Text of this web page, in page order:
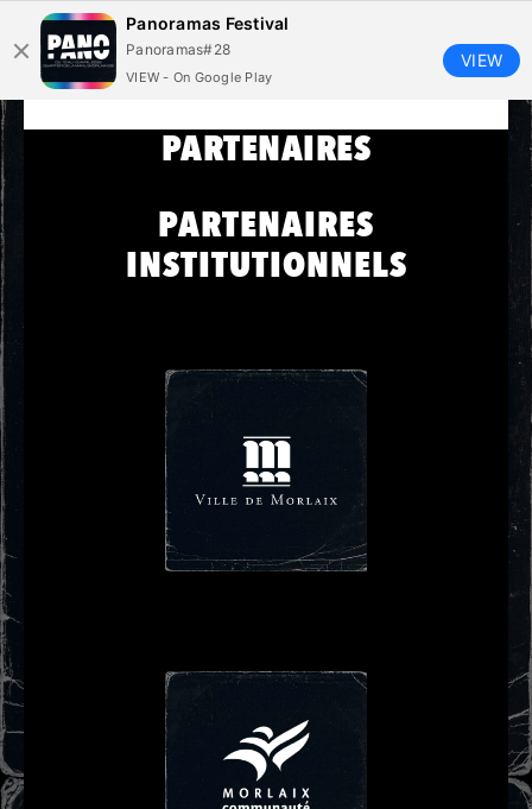
PARTENAIRES
PARTENAIRES
INSTITUTIONNELS
Panoramas Festival
Panoramas#28
VIEW - On Google Play
VIEW